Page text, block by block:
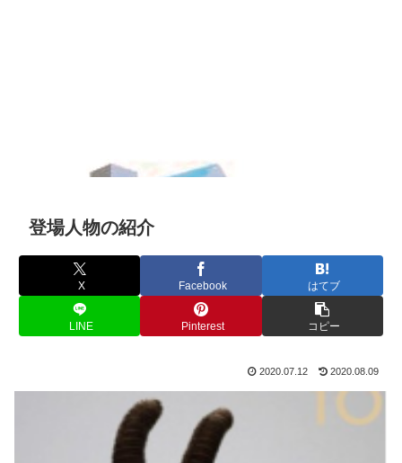
登場人物の紹介
X Facebook はてブ
LINE Pinterest コピー
2020.07.12 2020.08.09